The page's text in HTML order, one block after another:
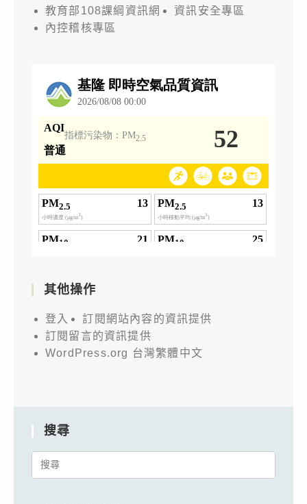
教育部108課綱資訊網
資訊安全專區
內控稽核專區
其他操作
登入
訂閱網站內容的資訊提供
訂閱留言的資訊提供
WordPress.org 台灣繁體中文
搜尋
Search